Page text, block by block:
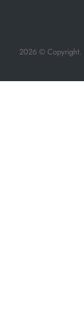
2026 © Copyright.